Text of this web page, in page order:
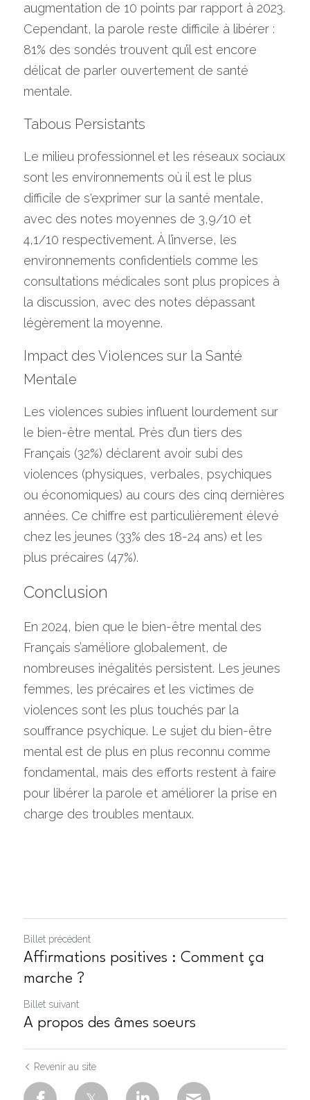
augmentation de 10 points par rapport à 2023.
Cependant, la parole reste difficile à libérer :
81% des sondés trouvent qu’il est encore
délicat de parler ouvertement de santé
mentale.
Tabous Persistants
Le milieu professionnel et les réseaux sociaux
sont les environnements où il est le plus
difficile de s'exprimer sur la santé mentale,
avec des notes moyennes de 3,9/10 et
4,1/10 respectivement. À l’inverse, les
environnements confidentiels comme les
consultations médicales sont plus propices à
la discussion, avec des notes dépassant
légèrement la moyenne.
Impact des Violences sur la Santé
Mentale
Les violences subies influent lourdement sur
le bien-être mental. Près d’un tiers des
Français (32%) déclarent avoir subi des
violences (physiques, verbales, psychiques
ou économiques) au cours des cinq dernières
années. Ce chiffre est particulièrement élevé
chez les jeunes (33% des 18-24 ans) et les
plus précaires (47%).
Conclusion
En 2024, bien que le bien-être mental des
Français s’améliore globalement, de
nombreuses inégalités persistent. Les jeunes
femmes, les précaires et les victimes de
violences sont les plus touchés par la
souffrance psychique. Le sujet du bien-être
mental est de plus en plus reconnu comme
fondamental, mais des efforts restent à faire
pour libérer la parole et améliorer la prise en
charge des troubles mentaux.
Billet précédent
Affirmations positives : Comment ça
marche ?
Billet suivant
A propos des âmes soeurs
Revenir au site